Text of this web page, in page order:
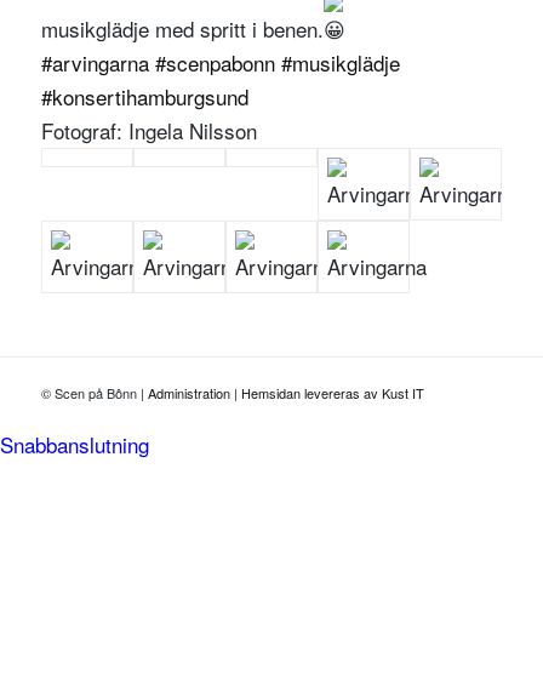
musikglädje med spritt i benen.
#arvingarna #scenpabonn #musikglädje
#konsertihamburgsund
Fotograf: Ingela Nilsson
© Scen på Bônn | Administration | Hemsidan levereras av Kust IT
Snabbanslutning